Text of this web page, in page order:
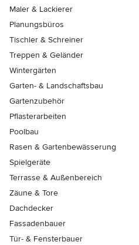
Maler & Lackierer
Planungsbüros
Tischler & Schreiner
Treppen & Geländer
Wintergärten
Garten- & Landschaftsbau
Gartenzubehör
Pflasterarbeiten
Poolbau
Rasen & Gartenbewässerung
Spielgeräte
Terrasse & Außenbereich
Zäune & Tore
Dachdecker
Fassadenbauer
Tür- & Fensterbauer